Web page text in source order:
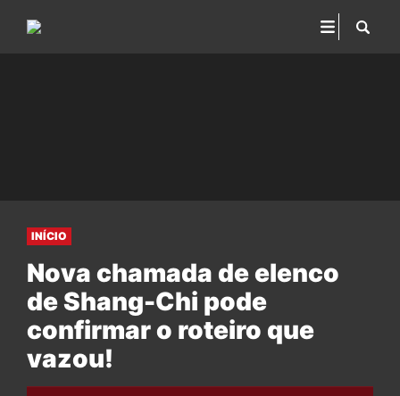
INÍCIO
Nova chamada de elenco
de Shang-Chi pode
confirmar o roteiro que
vazou!